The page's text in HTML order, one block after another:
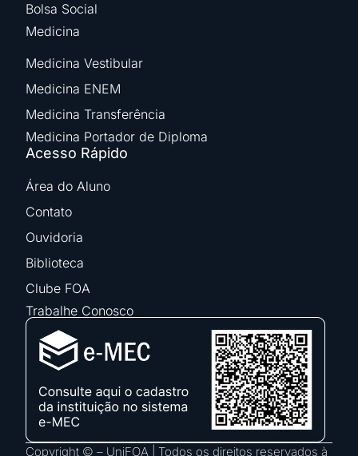
Bolsa Social
Medicina
Medicina Vestibular
Medicina ENEM
Medicina Transferência
Medicina Portador de Diploma
Acesso Rápido
Área do Aluno
Contato
Ouvidoria
Biblioteca
Clube FOA
Trabalhe Conosco
Copyright © – UniFOA | Todos os direitos reservados à